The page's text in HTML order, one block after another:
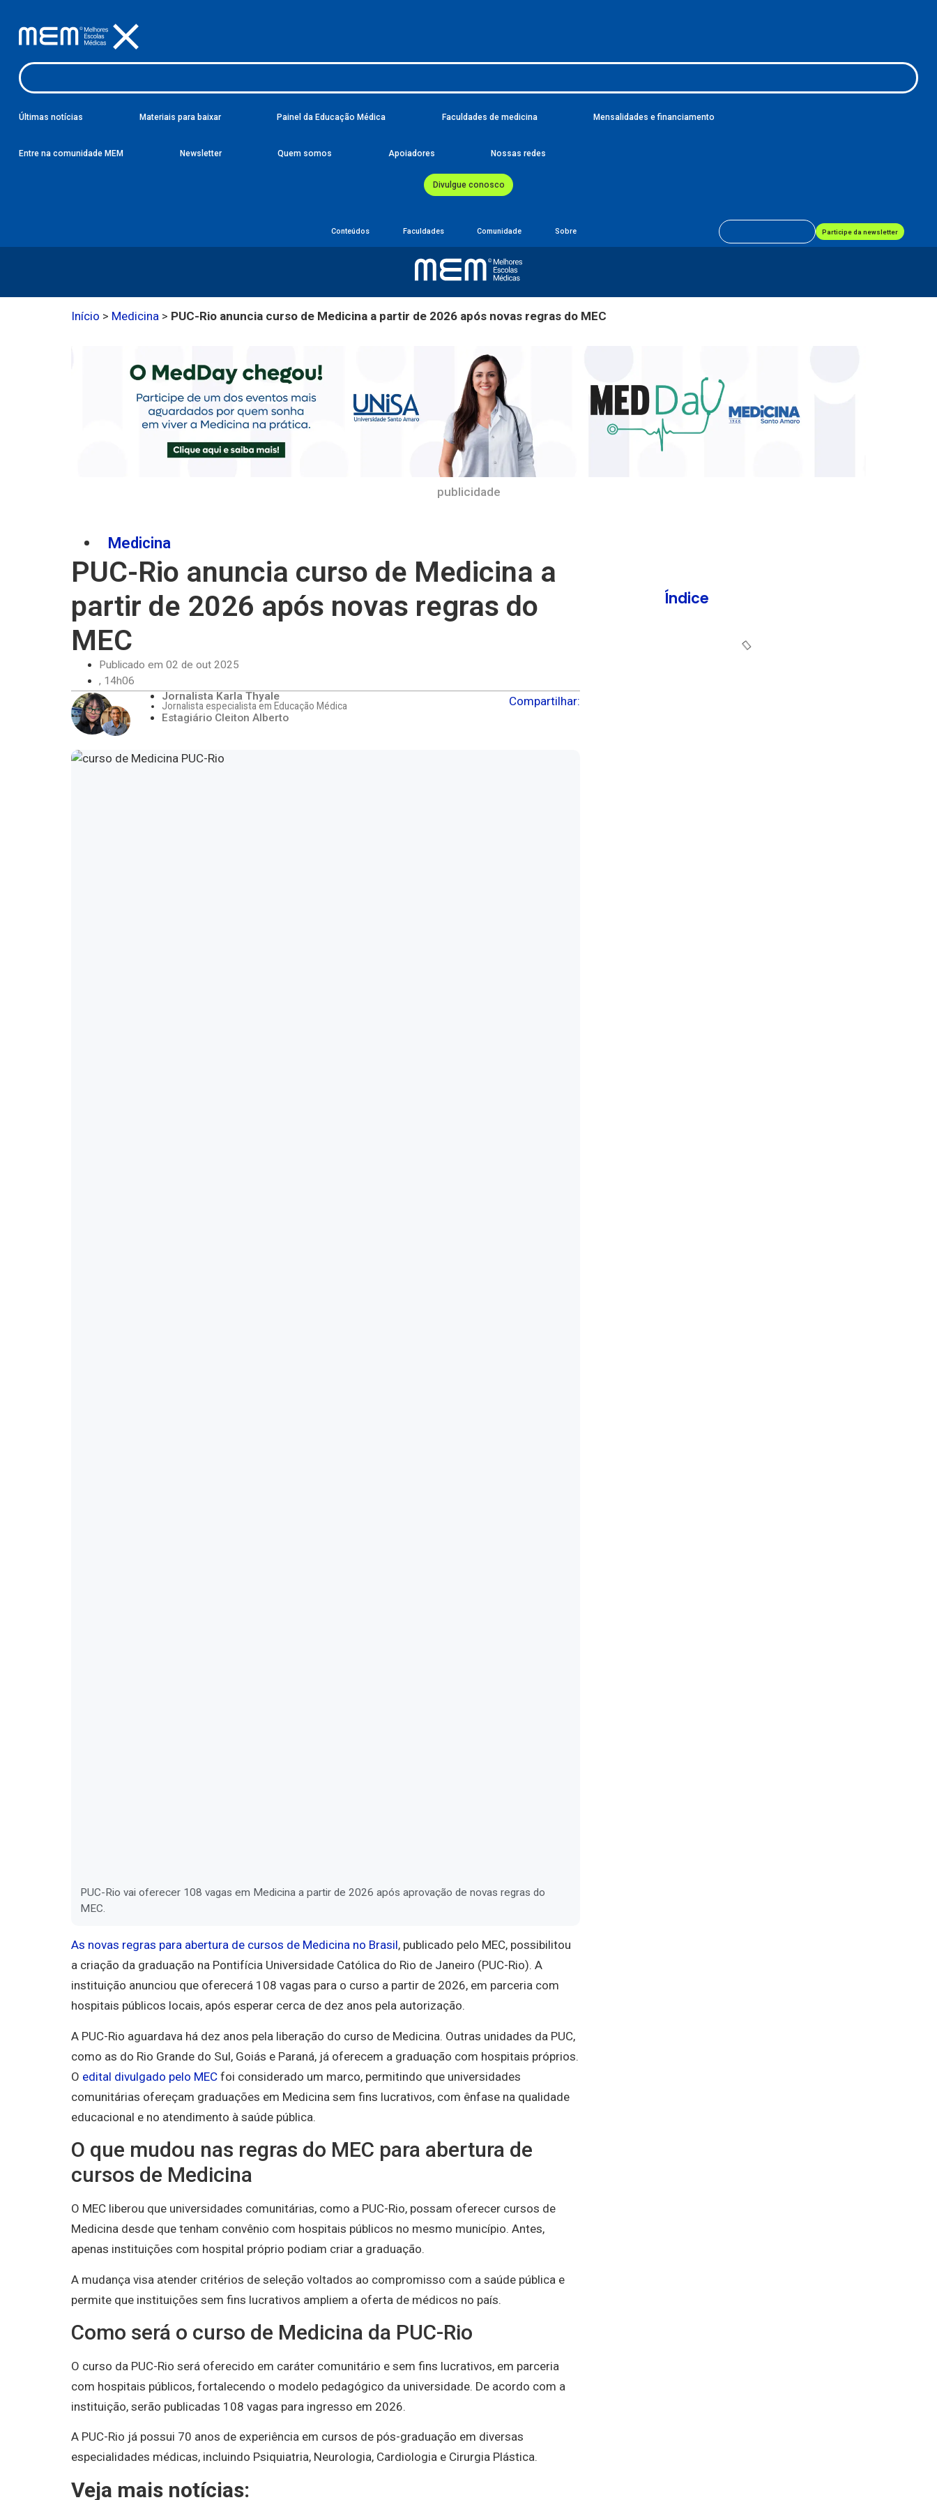
Últimas notícias Materiais para baixar Painel da Educação Médica Faculdades de medicina Mensalidades e financiamento
Entre na comunidade MEM Newsletter Quem somos Apoiadores Nossas redes
Divulgue conosco
Conteúdos Faculdades Comunidade Sobre Participe da newsletter
Início > Medicina > PUC-Rio anuncia curso de Medicina a partir de 2026 após novas regras do MEC
publicidade
Medicina
PUC-Rio anuncia curso de Medicina a
partir de 2026 após novas regras do
MEC
Publicado em 02 de out 2025
, 14h06
Jornalista Karla Thyale
Jornalista especialista em Educação Médica
Estagiário Cleiton Alberto
Compartilhar:
PUC-Rio vai oferecer 108 vagas em Medicina a partir de 2026 após aprovação de novas regras do
MEC.
As novas regras para abertura de cursos de Medicina no Brasil, publicado pelo MEC, possibilitou
a criação da graduação na Pontifícia Universidade Católica do Rio de Janeiro (PUC-Rio). A
instituição anunciou que oferecerá 108 vagas para o curso a partir de 2026, em parceria com
hospitais públicos locais, após esperar cerca de dez anos pela autorização.
A PUC-Rio aguardava há dez anos pela liberação do curso de Medicina. Outras unidades da PUC,
como as do Rio Grande do Sul, Goiás e Paraná, já oferecem a graduação com hospitais próprios.
O edital divulgado pelo MEC foi considerado um marco, permitindo que universidades
comunitárias ofereçam graduações em Medicina sem fins lucrativos, com ênfase na qualidade
educacional e no atendimento à saúde pública.
O que mudou nas regras do MEC para abertura de
cursos de Medicina
O MEC liberou que universidades comunitárias, como a PUC-Rio, possam oferecer cursos de
Medicina desde que tenham convênio com hospitais públicos no mesmo município. Antes,
apenas instituições com hospital próprio podiam criar a graduação.
A mudança visa atender critérios de seleção voltados ao compromisso com a saúde pública e
permite que instituições sem fins lucrativos ampliem a oferta de médicos no país.
Como será o curso de Medicina da PUC-Rio
O curso da PUC-Rio será oferecido em caráter comunitário e sem fins lucrativos, em parceria
com hospitais públicos, fortalecendo o modelo pedagógico da universidade. De acordo com a
instituição, serão publicadas 108 vagas para ingresso em 2026.
A PUC-Rio já possui 70 anos de experiência em cursos de pós-graduação em diversas
especialidades médicas, incluindo Psiquiatria, Neurologia, Cardiologia e Cirurgia Plástica.
Veja mais notícias:
Índice